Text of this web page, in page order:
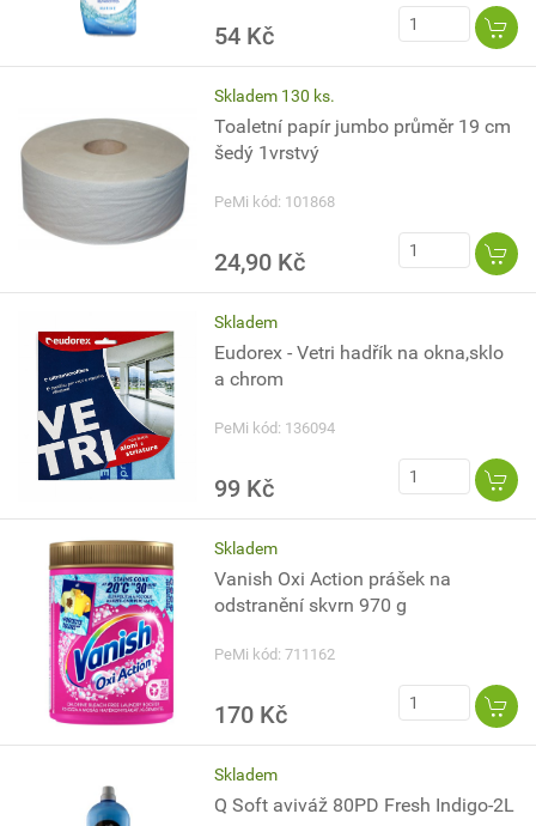
54 Kč
Skladem 130 ks.
Toaletní papír jumbo průměr 19 cm
šedý 1vrstvý
PeMi kód: 101868
24,90 Kč
Skladem
Eudorex - Vetri hadřík na okna,sklo
a chrom
PeMi kód: 136094
99 Kč
Skladem
Vanish Oxi Action prášek na
odstranění skvrn 970 g
PeMi kód: 711162
170 Kč
Skladem
Q Soft aviváž 80PD Fresh Indigo-2L